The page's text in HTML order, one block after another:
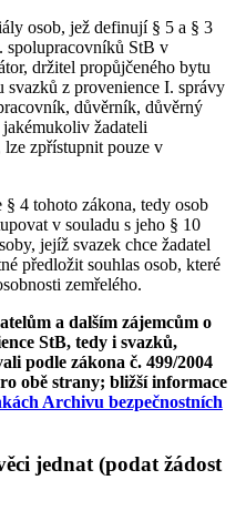
osob, jež definují § 5 a § 3
spolupracovníků StB v
držitel propůjčeného bytu
z provenience I. správy
důvěrník, důvěrný
žadateli
zpřístupnit pouze v
4 tohoto zákona, tedy osob
v souladu s jeho § 10
jejíž svazek chce žadatel
předložit souhlas osob, které
zemřelého.
a dalším zájemcům o
StB, tedy i svazků,
podle zákona č. 499/2004
obě strany; bližší informace
Archivu bezpečnostních
jednat (podat žádost